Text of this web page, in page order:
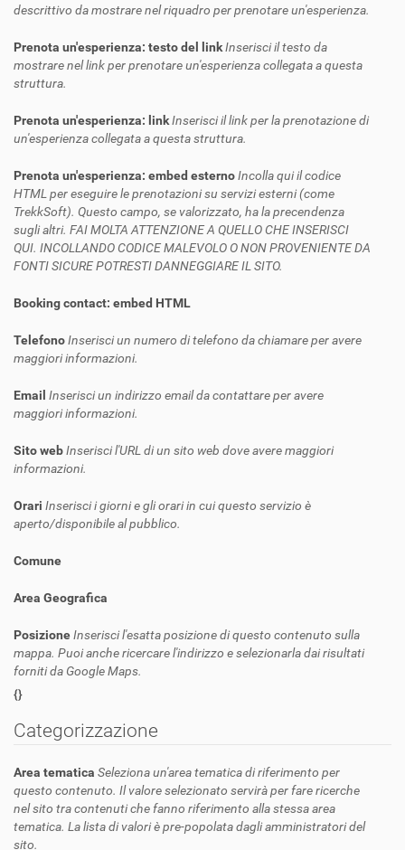
descrittivo da mostrare nel riquadro per prenotare un'esperienza.
Prenota un'esperienza: testo del linkInserisci il testo da
mostrare nel link per prenotare un'esperienza collegata a questa
struttura.
Prenota un'esperienza: linkInserisci il link per la prenotazione di
un'esperienza collegata a questa struttura.
Prenota un'esperienza: embed esternoIncolla qui il codice
HTML per eseguire le prenotazioni su servizi esterni (come
TrekkSoft). Questo campo, se valorizzato, ha la precendenza
sugli altri. FAI MOLTA ATTENZIONE A QUELLO CHE INSERISCI
QUI. INCOLLANDO CODICE MALEVOLO O NON PROVENIENTE DA
FONTI SICURE POTRESTI DANNEGGIARE IL SITO.
Booking contact: embed HTML
TelefonoInserisci un numero di telefono da chiamare per avere
maggiori informazioni.
Email Inserisci un indirizzo email da contattare per avere
maggiori informazioni.
Sito webInserisci l'URL di un sito web dove avere maggiori
informazioni.
Orari Inserisci i giorni e gli orari in cui questo servizio è
aperto/disponibile al pubblico.
Comune
Area Geografica
PosizioneInserisci l'esatta posizione di questo contenuto sulla
mappa. Puoi anche ricercare l'indirizzo e selezionarla dai risultati
forniti da Google Maps.
{}
Categorizzazione
Area tematica Seleziona un'area tematica di riferimento per
questo contenuto. Il valore selezionato servirà per fare ricerche
nel sito tra contenuti che fanno riferimento alla stessa area
tematica. La lista di valori è pre-popolata dagli amministratori del
sito.